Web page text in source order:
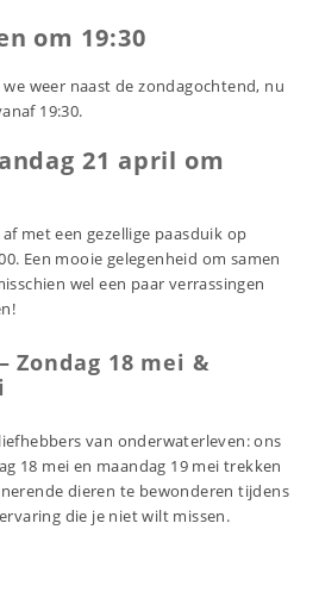
om 19:30
weer naast de zondagochtend, nu
19:30.
21 april om
met een gezellige paasduik op
Een mooie gelegenheid om samen
wel een paar verrassingen
Zondag 18 mei &
van onderwaterleven: ons
18 mei en maandag 19 mei trekken
dieren te bewonderen tijdens
die je niet wilt missen.